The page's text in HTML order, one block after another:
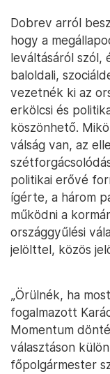
Dobrev arról
hogy a
leváltásáról szól,
baloldali,
vezetnék ki az
erkölcsi és
köszönhető.
válság van, az
politikai erővé
ígérte, a három
működni a
országgyűlési
jelölttel, közös
„Örülnék, ha
fogalmazott
Momentum
választáson
főpolgármester